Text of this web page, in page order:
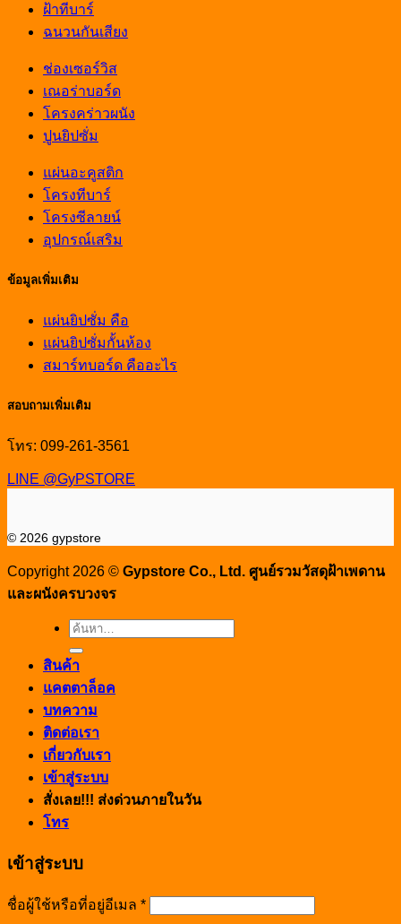
ฝ้าทีบาร์
ฉนวนกันเสียง
ช่องเซอร์วิส
เณอร่าบอร์ด
โครงคร่าวผนัง
ปูนยิปซั่ม
แผ่นอะคูสติก
โครงทีบาร์
โครงซีลายน์
อุปกรณ์เสริม
ข้อมูลเพิ่มเติม
แผ่นยิปซั่ม คือ
แผ่นยิปซั่มกั้นห้อง
สมาร์ทบอร์ด คืออะไร
สอบถามเพิ่มเติม
โทร: 099-261-3561
LINE @GyPSTORE
© 2026 gypstore
Copyright 2026 © Gypstore Co., Ltd. ศูนย์รวมวัสดุฝ้าเพดาน
และผนังครบวงจร
ค้นหา:
สินค้า
แคตตาล็อค
บทความ
ติดต่อเรา
เกี่ยวกับเรา
เข้าสู่ระบบ
สั่งเลย!!! ส่งด่วนภายในวัน
โทร
เข้าสู่ระบบ
ชื่อผู้ใช้หรือที่อยู่อีเมล *